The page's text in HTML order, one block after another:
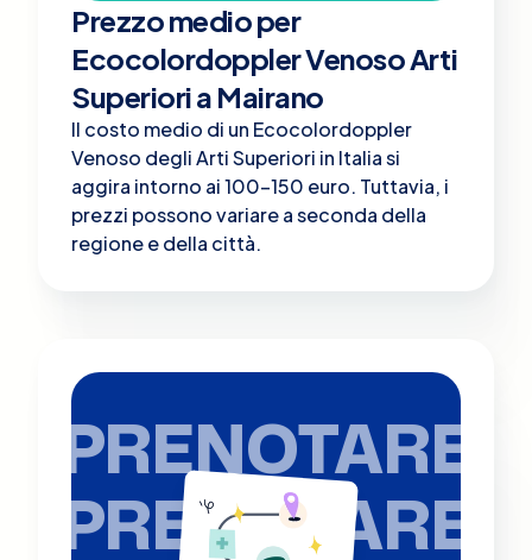
Prezzo medio per
Ecocolordoppler Venoso Arti
Superiori a Mairano
Il costo medio di un Ecocolordoppler
Venoso degli Arti Superiori in Italia si
aggira intorno ai 100-150 euro. Tuttavia, i
prezzi possono variare a seconda della
regione e della città.
PRENOTARE
PRENOTARE